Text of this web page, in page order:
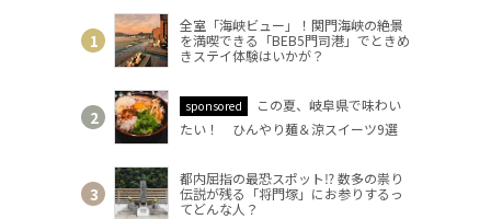
全室「海峡ビュー」！関門海峡の絶景
を満喫できる「BEB5門司港」でときめ
きステイ体験はいかが？
sponsored
この夏、岐阜県で味わい
たい！ ひんやり麺＆涼スイーツ9選
都内屈指の最恐スポット⁉ 数多の祟り
伝説が残る「将門塚」にお参りするっ
てどんな人？